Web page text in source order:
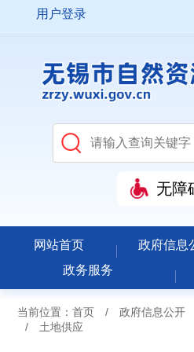
用户登录
无障
网站首页 政府信息
政务服务
当前位置： 首页 / 政府信息公开
/
土地供应